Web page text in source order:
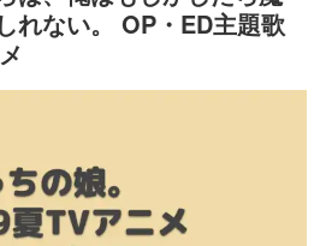
れない。 OP・ED主題歌